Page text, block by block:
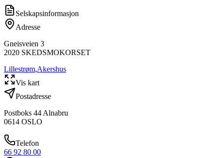
Selskapsinformasjon
Adresse
Gneisveien 3
2020 SKEDSMOKORSET
Lillestrøm,Akershus
Vis kart
Postadresse
Postboks 44 Alnabru
0614 OSLO
Telefon
66 92 80 00